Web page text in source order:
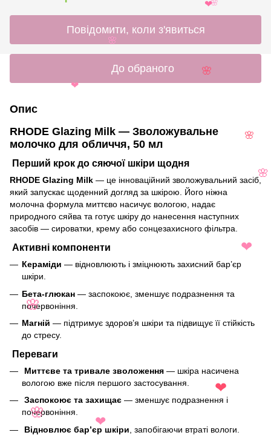
Повідомити, коли з'явиться
До обраного
Опис
RHODE Glazing Milk — Зволожувальне
молочко для обличчя, 50 мл
Перший крок до сяючої шкіри щодня
RHODE Glazing Milk — це інноваційний зволожувальний засіб,
який запускає щоденний догляд за шкірою. Його ніжна
молочна формула миттєво насичує вологою, надає
природного сяйва та готує шкіру до нанесення наступних
засобів — сироватки, крему або сонцезахисного фільтра.
Активні компоненти
Кераміди — відновлюють і зміцнюють захисний бар’єр
шкіри.
Бета-глюкан — заспокоює, зменшує подразнення та
почервоніння.
Магній — підтримує здоров’я шкіри та підвищує її стійкість
до стресу.
Переваги
Миттєве та тривале зволоження — шкіра насичена
вологою вже після першого застосування.
Заспокоює та захищає — зменшує подразнення і
почервоніння.
Відновлює бар’єр шкіри , запобігаючи втраті вологи.
❤
🌸
🌸
❤
❤
🌸
❤
🌸
🌸
❤
🌸
🌸